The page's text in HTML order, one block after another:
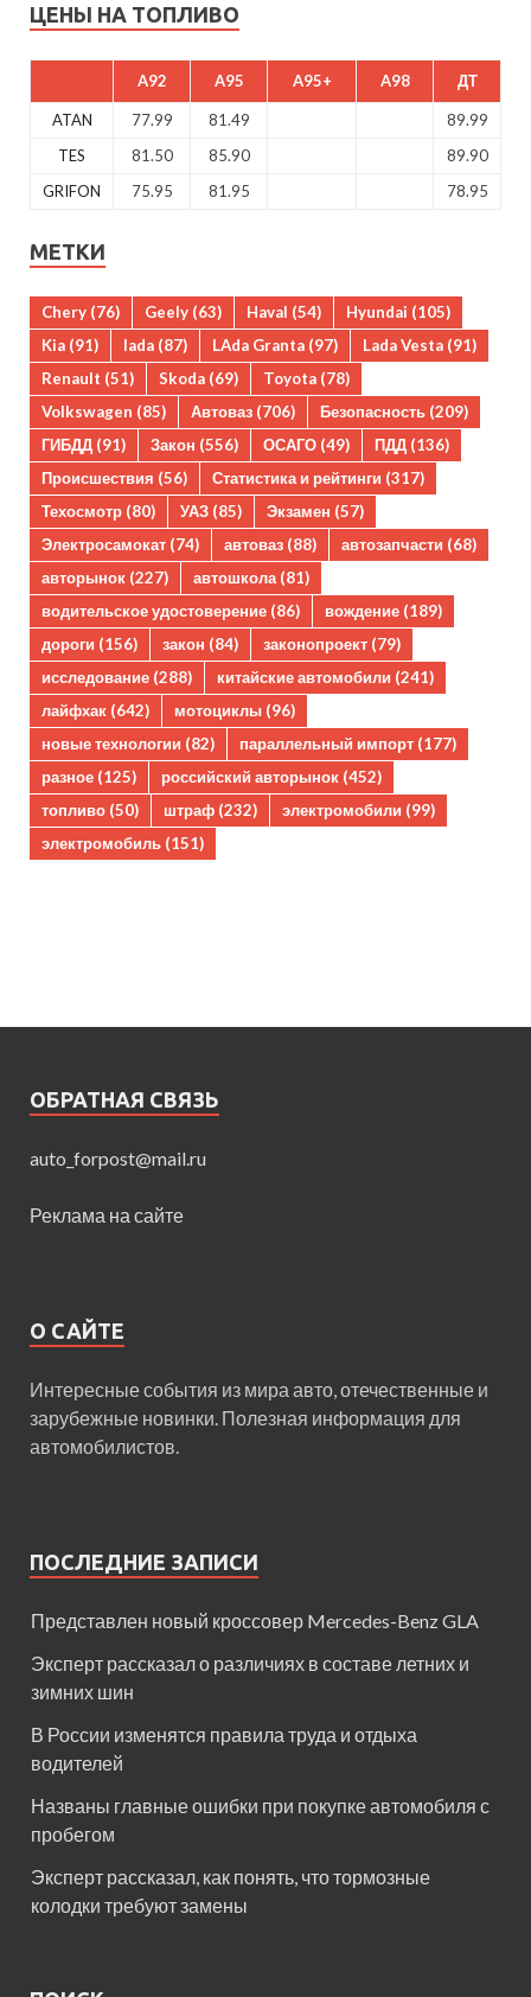
ЦЕНЫ НА ТОПЛИВО
A92 A95 A95+ A98 ДТ
ATAN 77.99 81.49
89.99
TES
81.50 85.90
89.90
GRIFON
75.95 81.95 78.95
МЕТКИ
Chery (76) Geely (63) Haval (54) Hyundai (105)
Kia (91) lada (87) LAda Granta (97) Lada Vesta (91)
Renault (51) Skoda (69) Toyota (78)
Volkswagen (85) Автоваз (706) Безопасность (209)
ГИБДД (91) Закон (556) ОСАГО (49) ПДД (136)
Происшествия (56) Статистика и рейтинги (317)
Техосмотр (80) УАЗ (85) Экзамен (57)
Электросамокат (74) автоваз (88) автозапчасти (68)
авторынок (227) автошкола (81)
водительское удостоверение (86) вождение (189)
дороги (156) закон (84) законопроект (79)
исследование (288) китайские автомобили (241)
лайфхак (642) мотоциклы (96)
новые технологии (82) параллельный импорт (177)
разное (125) российский авторынок (452)
топливо (50) штраф (232) электромобили (99)
электромобиль (151)
ОБРАТНАЯ СВЯЗЬ
auto_forpost@mail.ru
Реклама на сайте
О САЙТЕ
Интересные события из мира авто, отечественные и
зарубежные новинки. Полезная информация для
автомобилистов.
ПОСЛЕДНИЕ ЗАПИСИ
Представлен новый кроссовер Mercedes-Benz GLA
Эксперт рассказал о различиях в составе летних и
зимних шин
В России изменятся правила труда и отдыха
водителей
Названы главные ошибки при покупке автомобиля с
пробегом
Эксперт рассказал, как понять, что тормозные
колодки требуют замены